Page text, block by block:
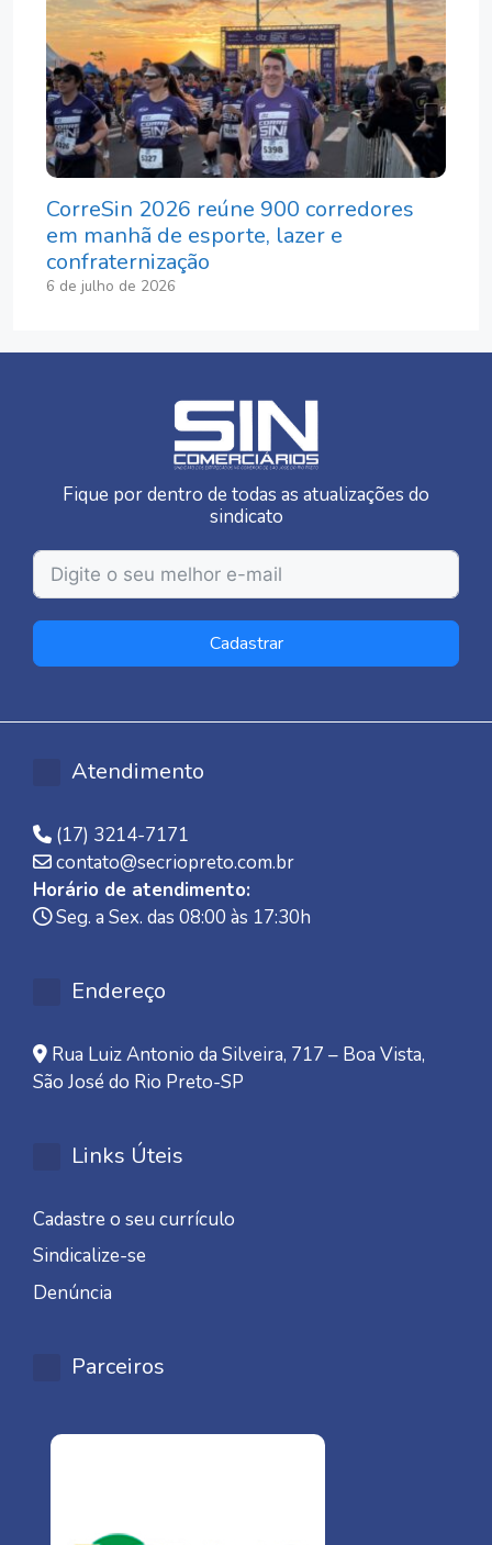
CorreSin 2026 reúne 900 corredores
em manhã de esporte, lazer e
confraternização
6 de julho de 2026
Fique por dentro de todas as atualizações do
sindicato
Cadastrar
Atendimento
(17) 3214-7171
contato@secriopreto.com.br
Horário de atendimento:
Seg. a Sex. das 08:00 às 17:30h
Endereço
Rua Luiz Antonio da Silveira, 717 – Boa Vista,
São José do Rio Preto-SP
Links Úteis
Cadastre o seu currículo
Sindicalize-se
Denúncia
Parceiros